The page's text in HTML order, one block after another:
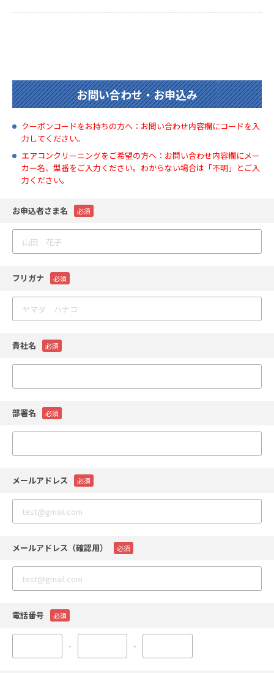
お問い合わせ・お申込み
クーポンコードをお持ちの方へ：お問い合わせ内容欄にコードを入
力してください。
エアコンクリーニングをご希望の方へ：お問い合わせ内容欄にメー
カー名、型番をご入力ください。わからない場合は「不明」とご入
力ください。
お申込者さま名 必須
フリガナ 必須
貴社名 必須
部署名 必須
メールアドレス 必須
メールアドレス（確認用） 必須
電話番号 必須
- -